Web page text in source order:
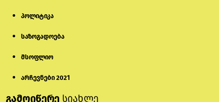
პოლიტიკა
საზოგადოება
მსოფლიო
არჩევნები 2021
გამოიწერე სიახლე